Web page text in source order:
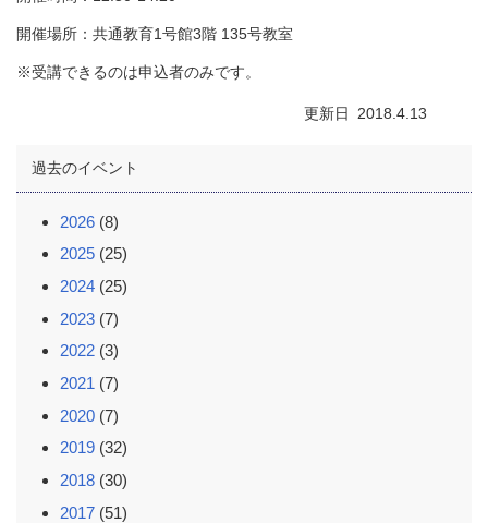
開催場所：共通教育1号館3階 135号教室
※受講できるのは申込者のみです。
更新日 2018.4.13
過去のイベント
2026 (8)
2025 (25)
2024 (25)
2023 (7)
2022 (3)
2021 (7)
2020 (7)
2019 (32)
2018 (30)
2017 (51)